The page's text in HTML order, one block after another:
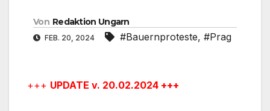
Von Redaktion Ungarn
FEB. 20, 2024 #Bauernproteste, #Prag
+++ UPDATE v. 20.02.2024 +++